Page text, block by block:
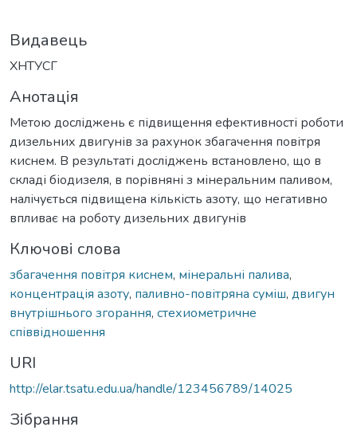
Видавець
ХНТУСГ
Анотація
Метою досліджень є підвищення ефективності роботи
дизельних двигунів за рахунок збагачення повітря
киснем. В результаті досліджень встановлено, що в
складі біодизеля, в порівняні з мінеральним паливом,
налічується підвищена кількість азоту, що негативно
впливає на роботу дизельних двигунів
Ключові слова
збагачення повітря киснем, мінеральні палива,
концентрація азоту, паливно-повітряна суміш, двигун
внутрішнього згорання, стехиометричне
співвідношення
URI
http://elar.tsatu.edu.ua/handle/123456789/14025
Зібрання